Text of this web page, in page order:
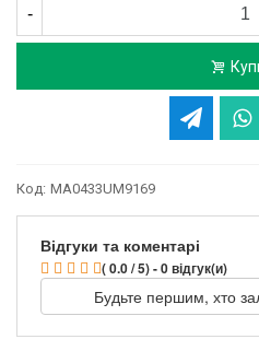
-
Код: MA0433UM9169
Відгуки та коментарі
( 0.0 / 5) - 0 відгук(и)
Будьте першим, хто